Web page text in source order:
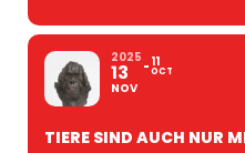
2025
13
NOV
11
OCT
TIERE SIND AUCH NUR